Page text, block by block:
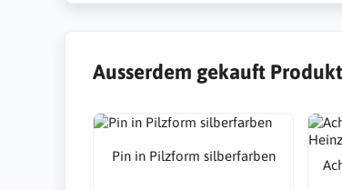
Ausserdem gekauft
Pin in Pilzform silberfarben